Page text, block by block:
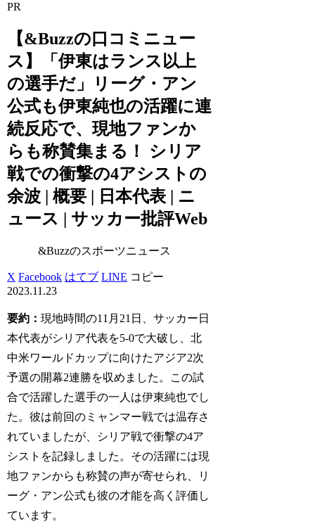
PR
【&Buzzの口コミニュー
ス】「伊東はランス以上
の選手だ」リーグ・アン
公式も伊東純也の活躍に連
続反応で、現地ファンか
らも称賛集まる！ シリア
戦での衝撃の4アシストの
余波 | 概要 | 日本代表 | ニ
ュース | サッカー批評Web
&Buzzのスポーツニュース
X Facebook はてブ LINE コピー
2023.11.23
要約：現地時間の11月21日、サッカー日
本代表がシリア代表を5-0で大破し、北
中米ワールドカップに向けたアジア2次
予選の開幕2連勝を収めました。この試
合で活躍した選手の一人は伊東純也でし
た。彼は前回のミャンマー戦では温存さ
れていましたが、シリア戦で衝撃の4ア
シストを記録しました。その活躍には現
地ファンからも称賛の声が寄せられ、リ
ーグ・アン公式も彼の才能を高く評価し
ています。